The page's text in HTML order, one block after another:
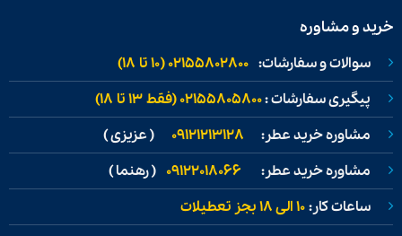
خرید و مشاوره
سوالات و سفارشات: 02155802800 (۱۰ تا ۱۸)
پیگیری سفارشات :02155805800 (فقط ۱۳ تا ۱۸)
مشاوره خرید عطر: 09121213128 ( عزیزی )
مشاوره خرید عطر: 09122018066 ( رهنما )
ساعات کار:۱۰ الی ۱۸ بجز تعطیلات